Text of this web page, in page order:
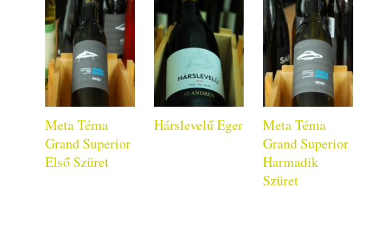
Meta Téma
Grand Superior
Első Szüret
Hárslevelű Eger
Meta Téma
Grand Superior
Harmadik
Szüret